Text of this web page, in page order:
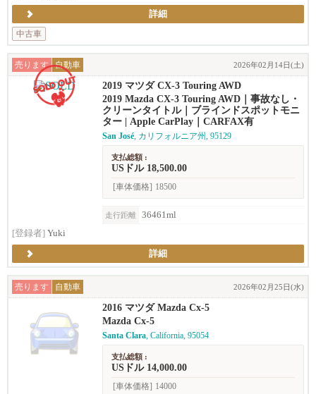
詳細
中古車
売ります 自動車 2026年02月14日(土)
2019 マツダ CX-3 Touring AWD
2019 Mazda CX-3 Touring AWD｜事故なし・
クリーンタイトル｜ブラインドスポットモニ
ター | Apple CarPlay｜CARFAX有
San José, カリフォルニア州, 95129
支払総額 :
USドル 18,500.00
[車体価格] 18500
走行距離
36461ml
[登録者] Yuki
詳細
売ります 自動車 2026年02月25日(水)
2016 マツダ Mazda Cx-5
Mazda Cx-5
Santa Clara, California, 95054
支払総額 :
USドル 14,000.00
[車体価格] 14000